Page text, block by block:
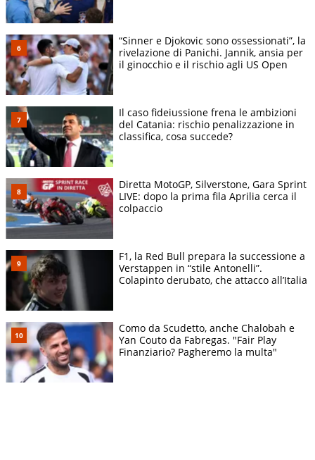
“Sinner e Djokovic sono ossessionati”, la
rivelazione di Panichi. Jannik, ansia per
il ginocchio e il rischio agli US Open
Il caso fideiussione frena le ambizioni
del Catania: rischio penalizzazione in
classifica, cosa succede?
Diretta MotoGP, Silverstone, Gara Sprint
LIVE: dopo la prima fila Aprilia cerca il
colpaccio
F1, la Red Bull prepara la successione a
Verstappen in “stile Antonelli”.
Colapinto derubato, che attacco all’Italia
Como da Scudetto, anche Chalobah e
Yan Couto da Fabregas. "Fair Play
Finanziario? Pagheremo la multa"